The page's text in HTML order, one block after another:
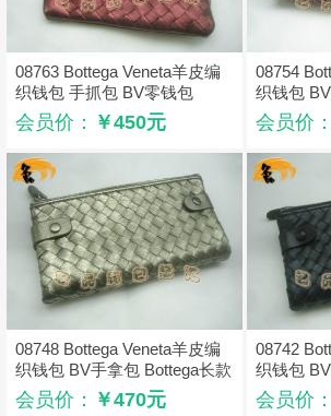
08763 Bottega Veneta羊皮编
织钱包 手抓包 BV零钱包
Bottega硬币包 枣红色
会员价： ￥450元
08754
织钱包
钱包 卡
会员价：
08748 Bottega Veneta羊皮编
织钱包 BV手拿包 Bottega长款
钱包 卡包 古铜色
会员价： ￥470元
08742
织钱包
钱包 卡
会员价：